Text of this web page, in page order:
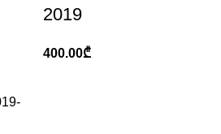
2019
400.00₾